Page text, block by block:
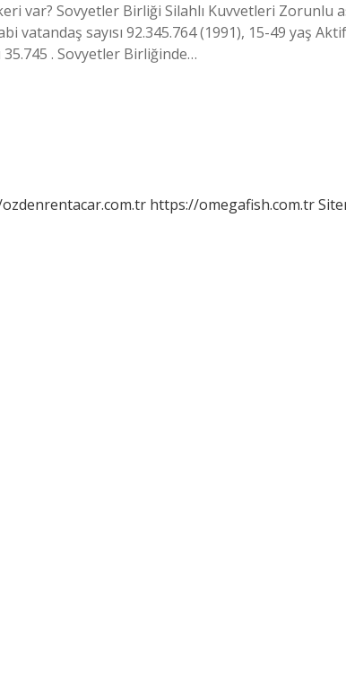
var? Sovyetler Birliği Silahlı Kuvvetleri Zorunlu
vatandaş sayısı 92.345.764 (1991), 15-49 yaş
35.745 . Sovyetler Birliğinde…
https://omegafish.com.tr